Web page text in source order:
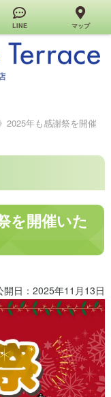
Sunny Side Terrace｜エクステ
2025年も感謝祭を開催
を開催いた
開日：2025年11月13日
LINE マップ